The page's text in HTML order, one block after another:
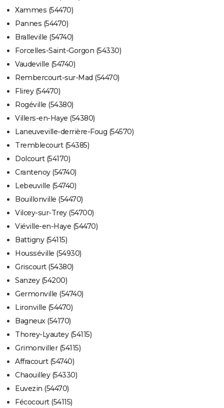
Xammes (54470)
Pannes (54470)
Bralleville (54740)
Forcelles-Saint-Gorgon (54330)
Vaudeville (54740)
Rembercourt-sur-Mad (54470)
Flirey (54470)
Rogéville (54380)
Villers-en-Haye (54380)
Laneuveville-derrière-Foug (54570)
Tremblecourt (54385)
Dolcourt (54170)
Crantenoy (54740)
Lebeuville (54740)
Bouillonville (54470)
Vilcey-sur-Trey (54700)
Viéville-en-Haye (54470)
Battigny (54115)
Housséville (54930)
Griscourt (54380)
Sanzey (54200)
Germonville (54740)
Lironville (54470)
Bagneux (54170)
Thorey-Lyautey (54115)
Grimonviller (54115)
Affracourt (54740)
Chaouilley (54330)
Euvezin (54470)
Fécocourt (54115)